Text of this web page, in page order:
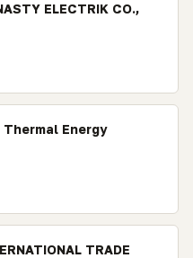
ELECTRIK CO.,
Energy
TRADE